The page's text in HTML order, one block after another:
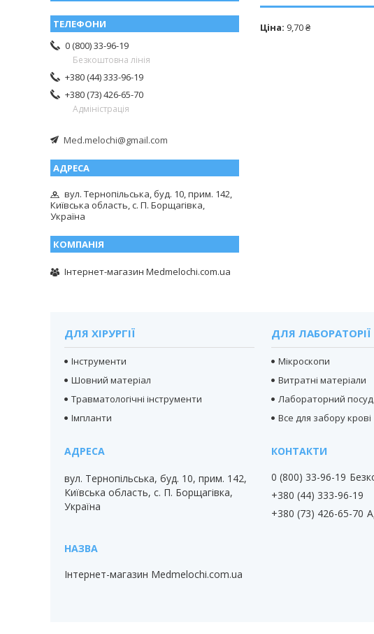
Ціна: 9,70 ₴
0 (800) 33-96-19
Безкоштовна лінія
+380 (44) 333-96-19
+380 (73) 426-65-70
Адміністрація
Med.melochi@gmail.com
вул. Тернопільська, буд. 10, прим. 142,
Київська область, с. П. Борщагівка,
Україна
Інтернет-магазин Medmelochi.com.ua
ДЛЯ ХІРУРГІЇ
Інструменти
Шовний матеріал
Травматологічні інструменти
Імпланти
ДЛЯ ЛАБОРАТОРІЇ
Мікроскопи
Витратні матеріали
Лабораторний посуд
Все для забору крові
вул. Тернопільська, буд. 10, прим. 142,
Київська область, с. П. Борщагівка,
Україна
Інтернет-магазин Medmelochi.com.ua
0 (800) 33-96-19
+380 (44) 333-96-19
+380 (73) 426-65-70